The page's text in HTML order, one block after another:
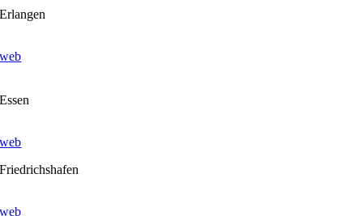
Erlangen
web
Essen
web
Friedrichshafen
web